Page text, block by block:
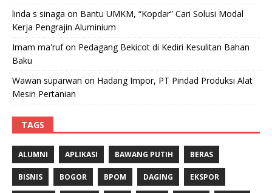
linda s sinaga on Bantu UMKM, “Kopdar” Cari Solusi Modal
Kerja Pengrajin Aluminium
Imam ma'rufon Pedagang Bekicot di Kediri Kesulitan Bahan
Baku
Wawan suparwan on Hadang Impor, PT Pindad Produksi Alat
Mesin Pertanian
TAGS
ALUMNI APLIKASI BAWANG PUTIH BERAS
BISNIS BOGOR BPOM DAGING EKSPOR